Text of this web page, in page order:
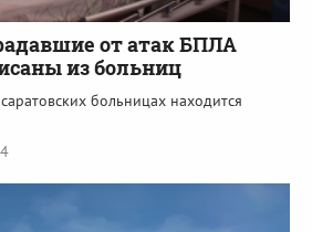
от атак БПЛА
из больниц
больницах находится